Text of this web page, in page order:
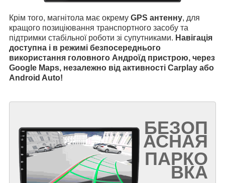
Крім того, магнітола має окрему GPS антенну, для
кращого позиціювання транспортного засобу та
підтримки стабільної роботи зі супутниками. Навігація
доступна і в режимі безпосереднього
використання головного Андроїд пристрою, через
Google Maps, незалежно від активності Carplay або
Android Auto!
БЕЗОП
АСНАЯ
ПАРКО
ВКА